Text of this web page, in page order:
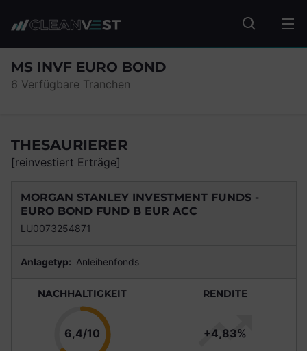
Fonds
MS INVF EURO BOND
6 Verfügbare Tranchen
THESAURIERER
[reinvestiert Erträge]
MORGAN STANLEY INVESTMENT FUNDS -
EURO BOND FUND B EUR ACC
LU0073254871
Anlagetyp: Anleihenfonds
NACHHALTIGKEIT
6,4/10 Punkte
RENDITE
+4,83%